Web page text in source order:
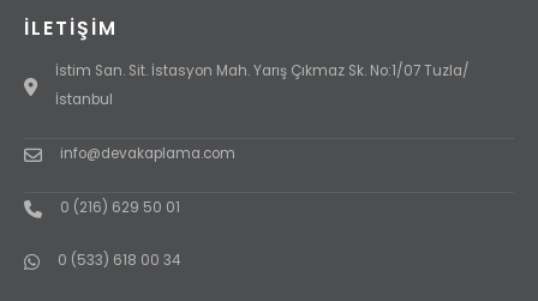
İLETIŞIM
İstim San. Sit. İstasyon Mah. Yarış Çıkmaz Sk. No:1/07 Tuzla/
İstanbul
info@devakaplama.com
0 (216) 629 50 01
0 (533) 618 00 34